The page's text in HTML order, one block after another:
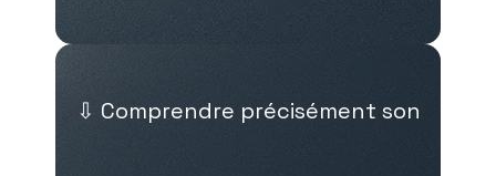
⇩ Comprendre précisément son